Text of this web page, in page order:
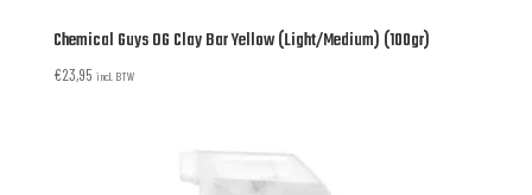
Chemical Guys OG Clay Bar Yellow (Light/Medium) (100gr)
€23,95 incl. BTW